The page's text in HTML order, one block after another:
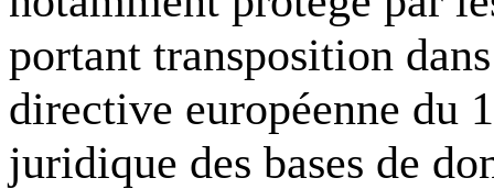
portant transposition
directive européenne du
juridique des bases de